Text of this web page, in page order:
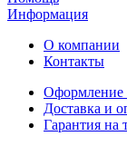
Информация
О компании
Контакты
Оформление
Доставка и
Гарантия на